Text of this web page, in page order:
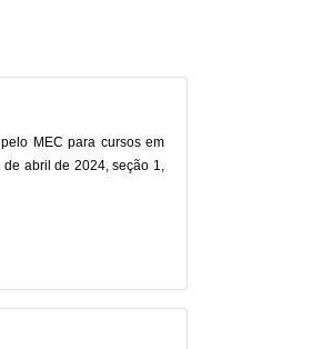
MEC para cursos em
de abril de 2024, seção 1,